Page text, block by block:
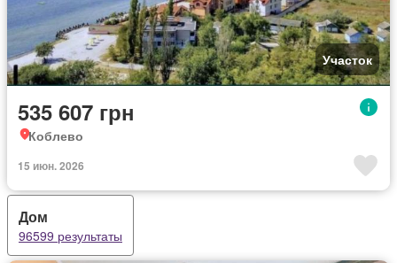
Участок
535 607 грн
Коблево
15 июн. 2026
Дом
96599 результаты